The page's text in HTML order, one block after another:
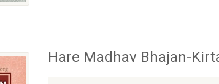
Hare Madhav Bhajan-